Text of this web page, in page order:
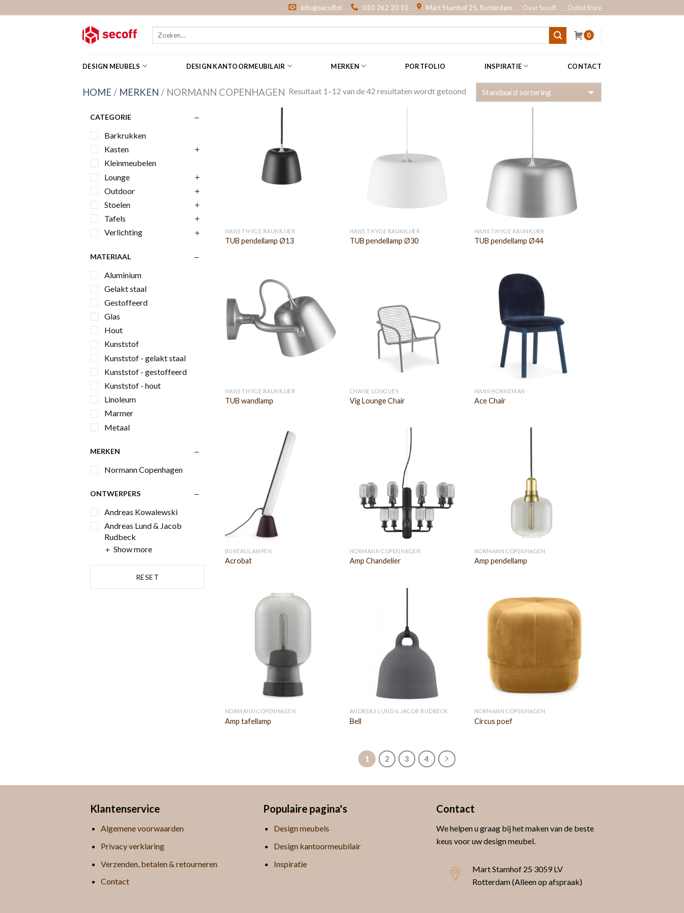
to
info@secoff.nl 010 262 20 10 Mart Stamhof 25, Rotterdam Over Secoff Outlet Store
Zoeken
0
DESIGN MEUBELS DESIGN KANTOORMEUBILAIR MERKEN PORTFOLIO INSPIRATIE CONTACT
HOME / MERKEN / NORMANN COPENHAGEN Resultaat 1–12 van de 42 resultaten wordt getoond
CATEGORIE
Barkrukken
Kasten
Kleinmeubelen
Lounge
Outdoor
Stoelen
Tafels
Verlichting
MATERIAAL
Aluminium
Gelakt staal
Gestoffeerd
Glas
Hout
Kunststof
Kunststof - gelakt staal
Kunststof - gestoffeerd
Kunststof - hout
Linoleum
Marmer
Metaal
MERKEN
Normann Copenhagen
ONTWERPERS
Andreas Kowalewski
Andreas Lund & Jacob
Rudbeck
Show more
RESET
HANS THYGE RAUNKJÆR
TUB pendellamp Ø13
HANS THYGE RAUNKJÆR
TUB pendellamp Ø30
HANS THYGE RAUNKJÆR
TUB pendellamp Ø44
HANS THYGE RAUNKJÆR
TUB wandlamp
CHAISE LONGUES
Vig Lounge Chair
HANS HORNEMAN
Ace Chair
BUREAULAMPEN
Acrobat
NORMANN COPENHAGEN
Amp Chandelier
NORMANN COPENHAGEN
Amp pendellamp
NORMANN COPENHAGEN
Amp tafellamp
ANDREAS LUND & JACOB RUDBECK
Bell
NORMANN COPENHAGEN
Circus poef
1 2 3 4
Klantenservice
Algemene voorwaarden
Privacy verklaring
Verzenden, betalen & retourneren
Contact
Populaire pagina's
Design meubels
Design kantoormeubilair
Inspiratie
Contact
We helpen u graag bij het maken van de beste
keus voor uw design meubel.
Mart Stamhof 25 3059 LV
Rotterdam (Alleen op afspraak)